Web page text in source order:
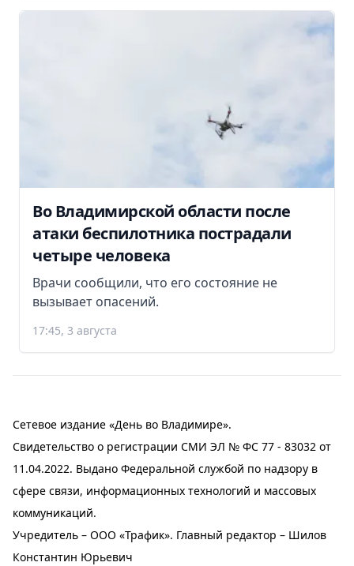
Во Владимирской области после
атаки беспилотника пострадали
четыре человека
Врачи сообщили, что его состояние не
вызывает опасений.
17:45, 3 августа
Сетевое издание «День во Владимире».
Свидетельство о регистрации СМИ ЭЛ № ФС 77 - 83032 от
11.04.2022. Выдано Федеральной службой по надзору в
сфере связи, информационных технологий и массовых
коммуникаций.
Учредитель – ООО «Трафик». Главный редактор – Шилов
Константин Юрьевич